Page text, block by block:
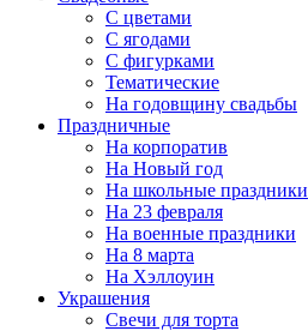
С цветами
С ягодами
С фигурками
Тематические
На годовщину свадьбы
Праздничные
На корпоратив
На Новый год
На школьные праздники
На 23 февраля
На военные праздники
На 8 марта
На Хэллоуин
Украшения
Свечи для торта